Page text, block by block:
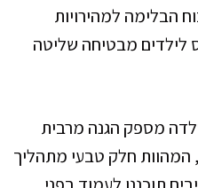
הבלימה למהירויות
לילדים מבטיחה שליטה
מספק הגנה מרבית
המהוות חלק טבעי מתהליך